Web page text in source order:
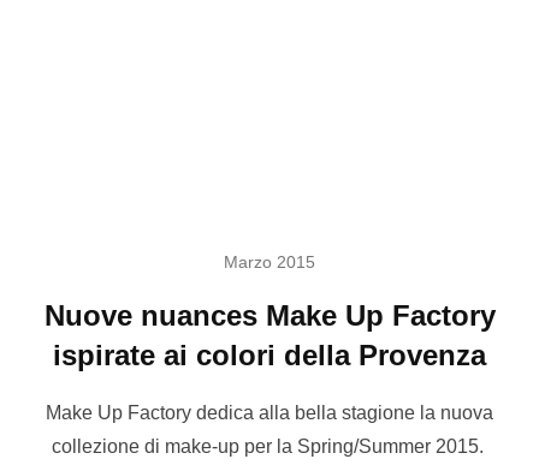
Marzo 2015
Nuove nuances Make Up Factory
ispirate ai colori della Provenza
Make Up Factory dedica alla bella stagione la nuova
collezione di make-up per la Spring/Summer 2015.